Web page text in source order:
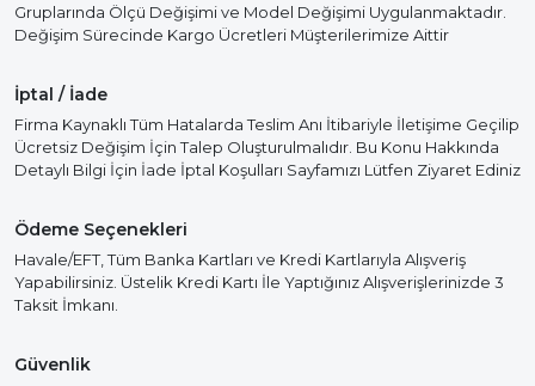
Gruplarında Ölçü Değişimi ve Model Değişimi Uygulanmaktadır.
Değişim Sürecinde Kargo Ücretleri Müşterilerimize Aittir
İptal / İade
Firma Kaynaklı Tüm Hatalarda Teslim Anı İtibariyle İletişime Geçilip
Ücretsiz Değişim İçin Talep Oluşturulmalıdır. Bu Konu Hakkında
Detaylı Bilgi İçin İade İptal Koşulları Sayfamızı Lütfen Ziyaret Ediniz
Ödeme Seçenekleri
Havale/EFT, Tüm Banka Kartları ve Kredi Kartlarıyla Alışveriş
Yapabilirsiniz. Üstelik Kredi Kartı İle Yaptığınız Alışverişlerinizde 3
Taksit İmkanı.
Güvenlik